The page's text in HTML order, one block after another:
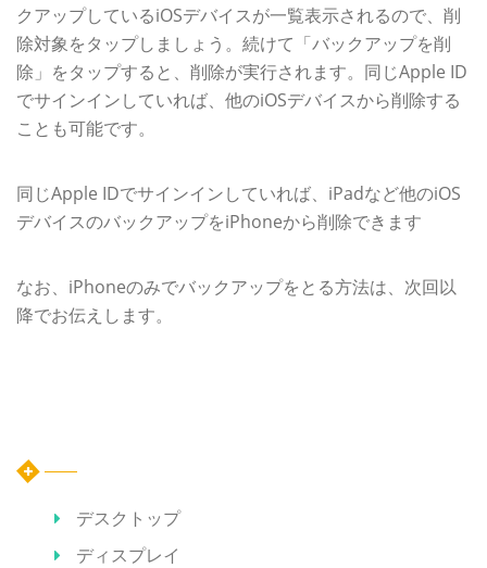
クアップしているiOSデバイスが一覧表示されるので、削
除対象をタップしましょう。続けて「バックアップを削
除」をタップすると、削除が実行されます。同じApple ID
でサインインしていれば、他のiOSデバイスから削除する
ことも可能です。
同じApple IDでサインインしていれば、iPadなど他のiOS
デバイスのバックアップをiPhoneから削除できます
なお、iPhoneのみでバックアップをとる方法は、次回以
降でお伝えします。
デスクトップ
ディスプレイ